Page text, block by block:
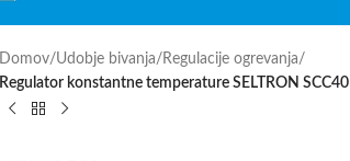
Domov/Udobje bivanja/ Regulacije ogrevanja/
Regulator konstantne temperature SELTRON SCC40